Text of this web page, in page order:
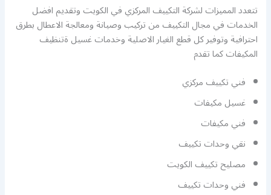
تتعدد المميزات لشركة التكييف المركزي في الكويت وتقديم افضل
الخدمات في مجال التكييف من تركيب وصيانة ومعالجة الاعطال بطرق
احترافية وتوفير كل قطع الغيار الاصلية وخدمات غسيل ةتنظيف
المكيفات كما تقدم
فني تكييف مركزي
غسيل مكيفات
فني مكيفات
نقي وحدات تكييف
مصليح تكييف الكويت
فني وحدات تكييف